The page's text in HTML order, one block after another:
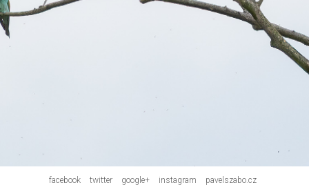
facebook twitter google+ instagram pavelszabo.cz